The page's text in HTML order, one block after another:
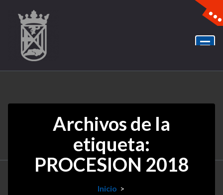
Archivos de la
etiqueta:
PROCESION 2018
Inicio >